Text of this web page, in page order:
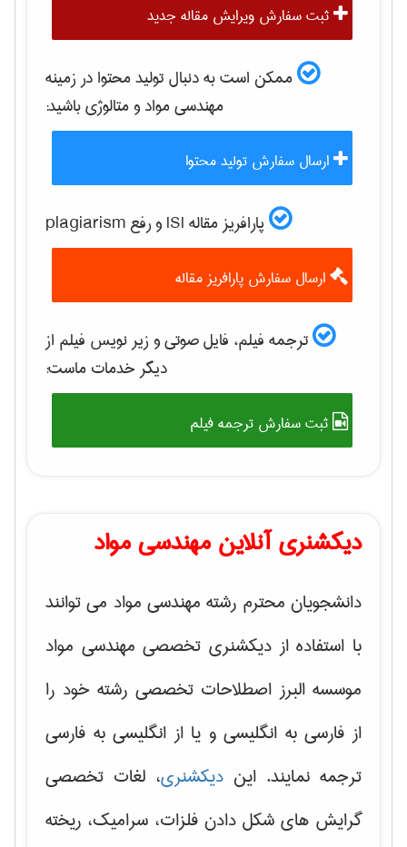
ثبت سفارش ویرایش مقاله جدید
ممکن است به دنبال تولید محتوا در زمینه
مهندسی مواد و متالوژیباشید:
ارسال سفارش تولید محتوا
پارافریز مقاله ISI و رفع plagiarism
ارسال سفارش پارافریز مقاله
ترجمه فیلم، فایل صوتی و زیر نویس فیلم از
دیگر خدمات ماست:
ثبت سفارش ترجمه فیلم
دیکشنری آنلاین مهندسی مواد
دانشجویان محترم رشته مهندسی مواد می توانند
با استفاده از دیکشنری تخصصی مهندسی مواد
موسسه البرز اصطلاحات تخصصی رشته خود را
از فارسی به انگلیسی و یا از انگلیسی به فارسی
ترجمه نمایند. این دیکشنری، لغات تخصصی
گرایش های شکل دادن فلزات، سرامیک، ریخته